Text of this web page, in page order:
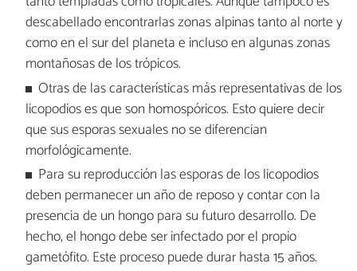
descabellado encontrarlas zonas alpinas tanto al norte y
como en el sur del planeta e incluso en algunas zonas
montañosas de los trópicos.
Otras de las características más representativas de los
licopodios es que son homospóricos. Esto quiere decir
que sus esporas sexuales no se diferencian
morfológicamente.
Para su reproducción las esporas de los licopodios
deben permanecer un año de reposo y contar con la
presencia de un hongo para su futuro desarrollo. De
hecho, el hongo debe ser infectado por el propio
gametófito. Este proceso puede durar hasta 15 años.